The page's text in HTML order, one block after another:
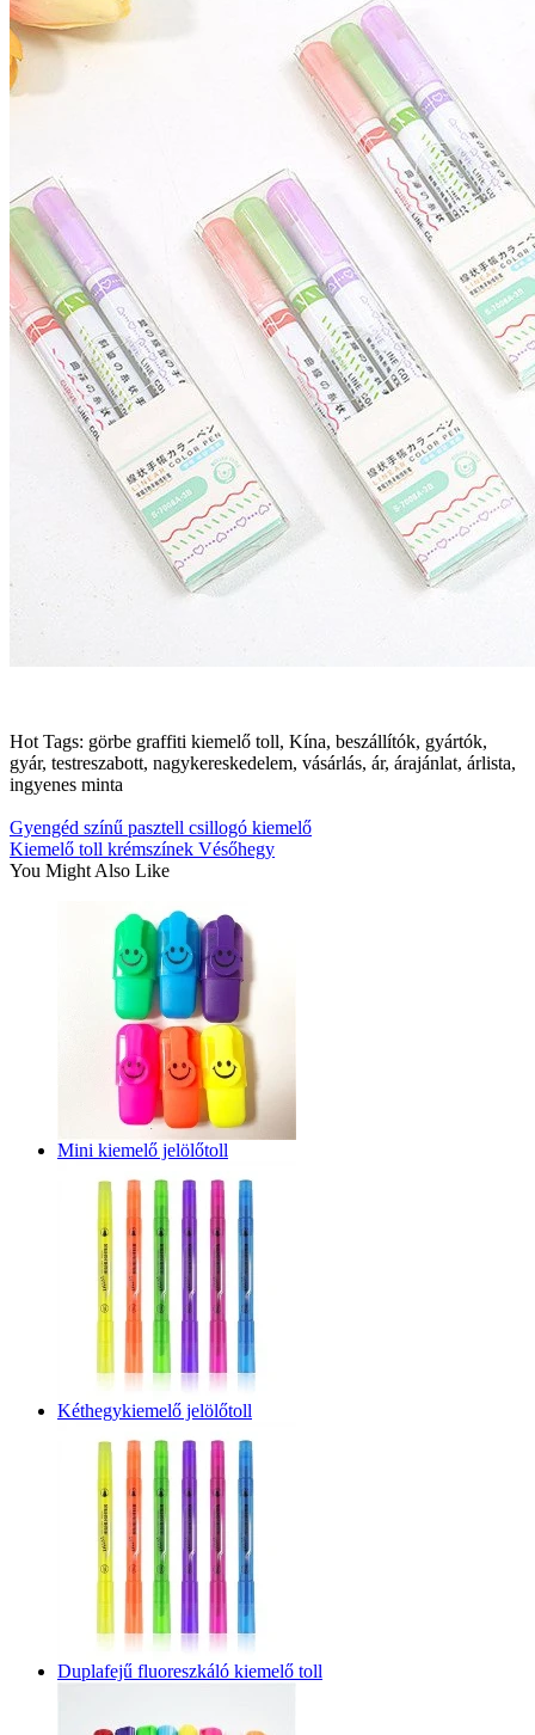
Hot Tags: görbe graffiti kiemelő toll, Kína, beszállítók, gyártók,
gyár, testreszabott, nagykereskedelem, vásárlás, ár, árajánlat, árlista,
ingyenes minta
Gyengéd színű pasztell csillogó kiemelő
Kiemelő toll krémszínek Vésőhegy
You Might Also Like
Mini kiemelő jelölőtoll
Kéthegykiemelő jelölőtoll
Duplafejű fluoreszkáló kiemelő toll